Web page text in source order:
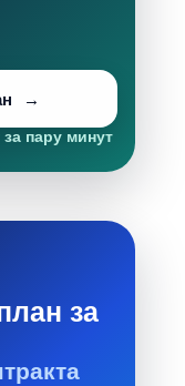
пару минут
за